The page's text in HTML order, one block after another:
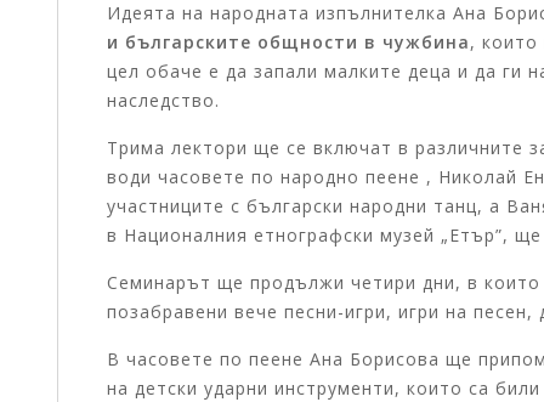
Идеята на народната изпълнителка Ана
и българските общности в чужбина, които
цел обаче е да запали малките деца и да ги
наследство.
Трима лектори ще се включат в различните
води часовете по народно пеене , Николай
участниците с български народни танц, а
в Националния етнографски музей „Етър”,
Семинарът ще продължи четири дни, в
позабравени вече песни-игри, игри на песен,
В часовете по пеене Ана Борисова ще
на детски ударни инструменти, които са